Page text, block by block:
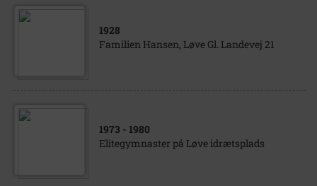
1928
Familien Hansen, Løve Gl. Landevej 21
1973 - 1980
Elitegymnaster på Løve idrætsplads